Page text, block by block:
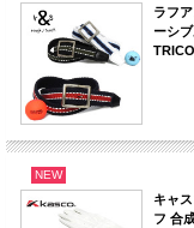
ラフ
ーシ
NEW
キャ
フ 合